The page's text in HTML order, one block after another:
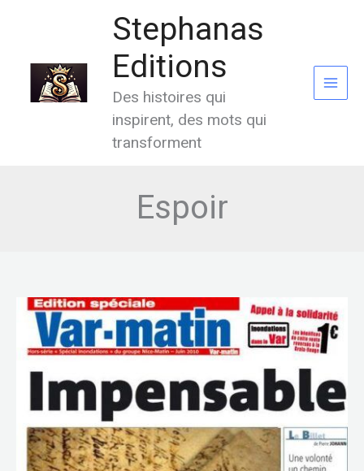
Stephanas
Editions
Des histoires qui
inspirent, des mots qui
transforment
Espoir
L’ile
rouge